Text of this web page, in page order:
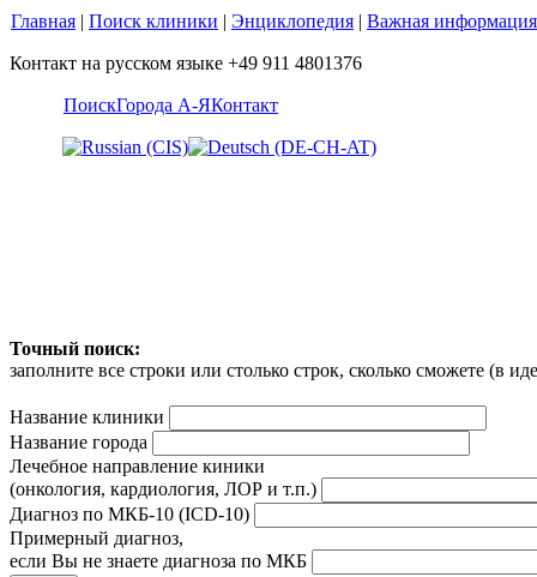
Главная | Поиск клиники | Энциклопедия | Важная информация
Контакт на русском языке +49 911 4801376
ПоискГорода А-ЯКонтакт
Точный поиск:
заполните все строки или столько строк, сколько сможете (в
Название клиники
Название города
Лечебное направление киники
(онкология, кардиология, ЛОР и т.п.)
Диагноз по МКБ-10 (ICD-10)
Примерный диагноз,
если Вы не знаете диагноза по МКБ